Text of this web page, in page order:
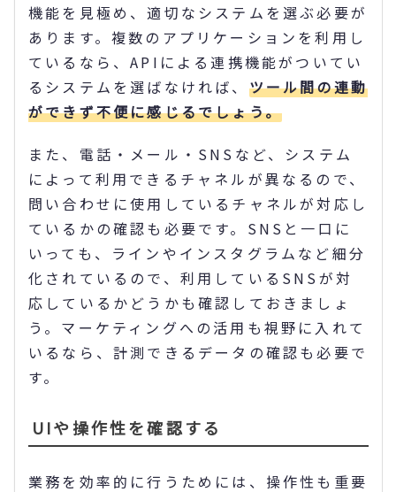
機能を見極め、適切なシステムを選ぶ必要が
あります。複数のアプリケーションを利用し
ているなら、APIによる連携機能がついてい
るシステムを選ばなければ、 ツール間の連動
ができず不便に感じるでしょう。
また、電話・メール・SNSなど、システム
によって利用できるチャネルが異なるので、
問い合わせに使用しているチャネルが対応し
ているかの確認も必要です。SNSと一口に
いっても、ラインやインスタグラムなど細分
化されているので、利用しているSNSが対
応しているかどうかも確認しておきましょ
う。マーケティングへの活用も視野に入れて
いるなら、計測できるデータの確認も必要で
す。
UIや操作性を確認する
業務を効率的に行うためには、操作性も重要